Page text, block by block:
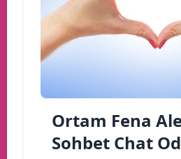
Ortam Fena
Sohbet Chat